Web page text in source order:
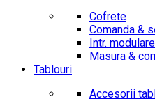
Cofrete
Comanda &
Intr. modulare
Masura &
Tablouri
Accesorii